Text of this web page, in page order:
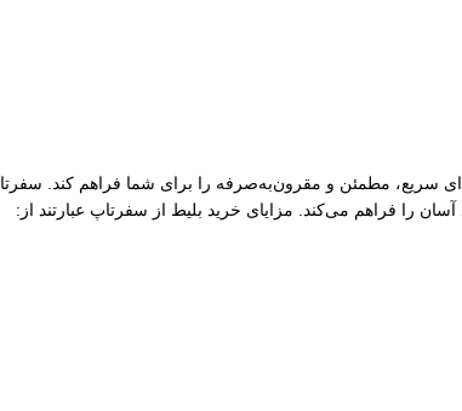
سریع، مطمئن و مقرون‌به‌صرفه را برای شما فراهم کند.
را فراهم می‌کند. مزایای خرید بلیط از سفرتاپ عبارتند از: